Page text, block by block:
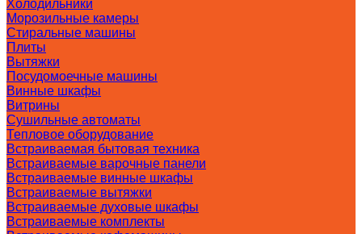
Холодильники
Морозильные камеры
Стиральные машины
Плиты
Вытяжки
Посудомоечные машины
Винные шкафы
Витрины
Сушильные автоматы
Тепловое оборудование
Встраиваемая бытовая техника
Встраиваемые варочные панели
Встраиваемые винные шкафы
Встраиваемые вытяжки
Встраиваемые духовые шкафы
Встраиваемые комплекты